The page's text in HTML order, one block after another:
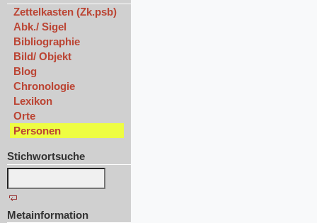
Zettelkasten (Zk.psb)
Abk./ Sigel
Bibliographie
Bild/ Objekt
Blog
Chronologie
Lexikon
Orte
Personen
Stichwortsuche
Metainformation